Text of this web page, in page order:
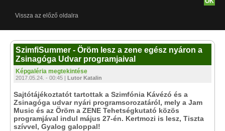
Vissza az előző oldalra
SzimfiSummer - Öröm lesz a zene egész nyáron a
Zsinagóga Udvar programjaival
Képgaléria megtekintése
2017.05.24. - 00:45 | Lutor Katalin
Sajtótájékoztatót tartottak a Szimfónia Kávézó és a
Zsinagóga udvar nyári programsorozatáról, mely a Jam
Music és az Öröm a ZENE Tehetségkutató közös
programjával indul május 27-én. Kertmozi is lesz, Tiszta
szívvel, Gyalog galoppal!